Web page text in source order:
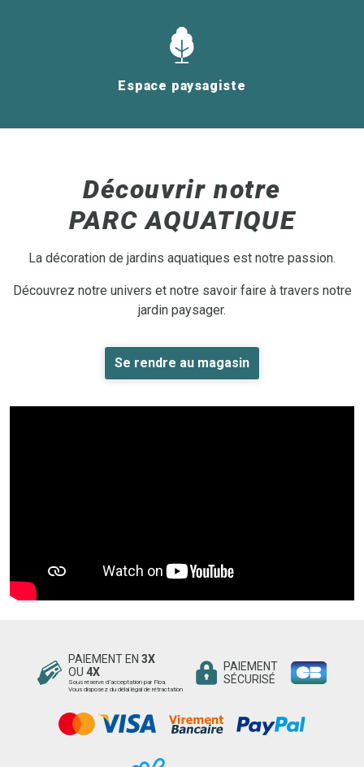
Espace paysagiste
Découvrir notre
PARC AQUATIQUE
La décoration de jardins aquatiques est notre passion.
Découvrez notre univers et notre savoir faire à travers notre
jardin paysager.
Se rendre au magasin
PAIEMENT EN 3X
OU 4X
Sous réserve d’acceptation par Floa.
Vous disposez du délai légal de rétractation
PAIEMENT
SÉCURISÉ